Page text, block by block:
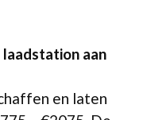
aan
en laten